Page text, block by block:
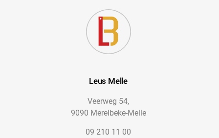
Leus Melle
Veerweg 54,
9090 Merelbeke-Melle
09 210 11 00